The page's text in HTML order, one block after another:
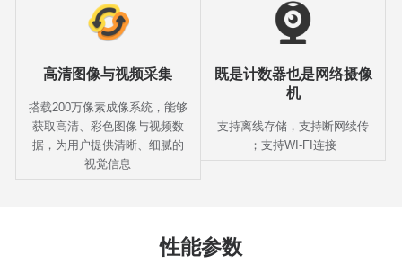
高清图像与视频采集
搭载200万像素成像系统，能够
获取高清、彩色图像与视频数
据，为用户提供清晰、细腻的
视觉信息
既是计数器也是网络摄像
机
支持离线存储，支持断网续传
；支持WI-FI连接
性能参数